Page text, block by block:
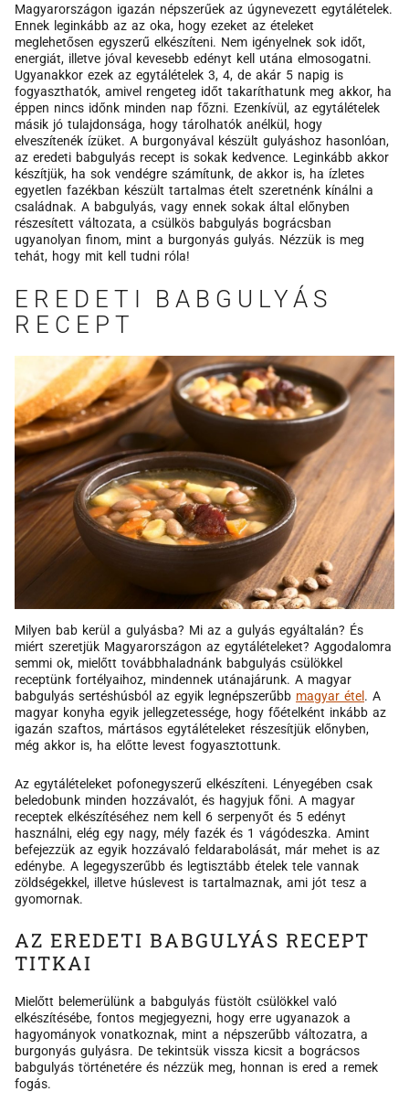
Magyarországon igazán népszerűek az úgynevezett egytálételek.
Ennek leginkább az az oka, hogy ezeket az ételeket
meglehetősen egyszerű elkészíteni. Nem igényelnek sok időt,
energiát, illetve jóval kevesebb edényt kell utána elmosogatni.
Ugyanakkor ezek az egytálételek 3, 4, de akár 5 napig is
fogyaszthatók, amivel rengeteg időt takaríthatunk meg akkor, ha
éppen nincs időnk minden nap főzni. Ezenkívül, az egytálételek
másik jó tulajdonsága, hogy tárolhatók anélkül, hogy
elveszítenék ízüket. A burgonyával készült gulyáshoz hasonlóan,
az eredeti babgulyás recept is sokak kedvence. Leginkább akkor
készítjük, ha sok vendégre számítunk, de akkor is, ha ízletes
egyetlen fazékban készült tartalmas ételt szeretnénk kínálni a
családnak. A babgulyás, vagy ennek sokak által előnyben
részesített változata, a csülkös babgulyás bográcsban
ugyanolyan finom, mint a burgonyás gulyás. Nézzük is meg
tehát, hogy mit kell tudni róla!
EREDETI BABGULYÁS
RECEPT
Milyen bab kerül a gulyásba? Mi az a gulyás egyáltalán? És
miért szeretjük Magyarországon az egytálételeket? Aggodalomra
semmi ok, mielőtt továbbhaladnánk babgulyás csülökkel
receptünk fortélyaihoz, mindennek utánajárunk. A magyar
babgulyás sertéshúsból az egyik legnépszerűbb magyar étel . A
magyar konyha egyik jellegzetessége, hogy főételként inkább az
igazán szaftos, mártásos egytálételeket részesítjük előnyben,
még akkor is, ha előtte levest fogyasztottunk.
Az egytálételeket pofonegyszerű elkészíteni. Lényegében csak
beledobunk minden hozzávalót, és hagyjuk főni. A magyar
receptek elkészítéséhez nem kell 6 serpenyőt és 5 edényt
használni, elég egy nagy, mély fazék és 1 vágódeszka. Amint
befejezzük az egyik hozzávaló feldarabolását, már mehet is az
edénybe. A legegyszerűbb és legtisztább ételek tele vannak
zöldségekkel, illetve húslevest is tartalmaznak, ami jót tesz a
gyomornak.
AZ EREDETI BABGULYÁS RECEPT
TITKAI
Mielőtt belemerülünk a babgulyás füstölt csülökkel való
elkészítésébe, fontos megjegyezni, hogy erre ugyanazok a
hagyományok vonatkoznak, mint a népszerűbb változatra, a
burgonyás gulyásra. De tekintsük vissza kicsit a bográcsos
babgulyás történetére és nézzük meg, honnan is ered a remek
fogás.